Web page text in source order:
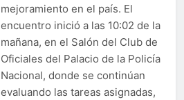
mejoramiento en el país. El
encuentro inició a las 10:02 de la
mañana, en el Salón del Club de
Oficiales del Palacio de la Policía
Nacional, donde se continúan
evaluando las tareas asignadas,